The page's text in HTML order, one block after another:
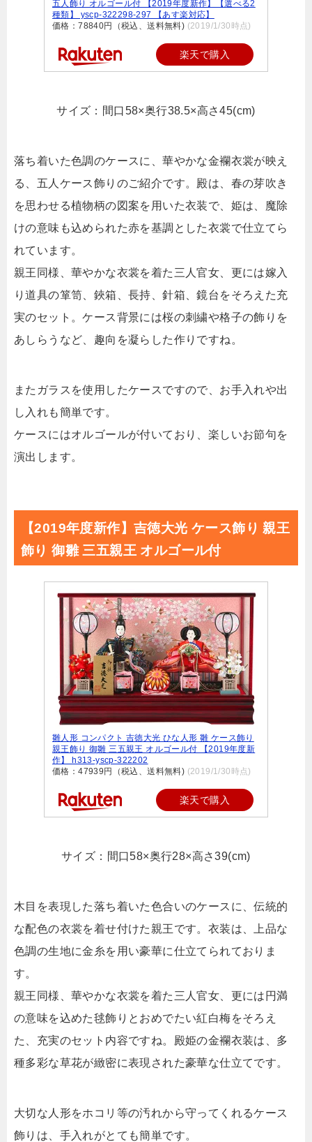
五人飾り オルゴール付 【2019年度新作】【選べる2
種類】 yscp-322298-297 【あす楽対応】
価格：78840円（税込、送料無料) (2019/1/30時点)
楽天で購入
サイズ：間口58×奥行38.5×高さ45(cm)
落ち着いた色調のケースに、華やかな金襴衣裳が映え
る、五人ケース飾りのご紹介です。殿は、春の芽吹き
を思わせる植物柄の図案を用いた衣装で、姫は、魔除
けの意味も込められた赤を基調とした衣裳で仕立てら
れています。
親王同様、華やかな衣裳を着た三人官女、更には嫁入
り道具の箪笥、鋏箱、長持、針箱、鏡台をそろえた充
実のセット。ケース背景には桜の刺繍や格子の飾りを
あしらうなど、趣向を凝らした作りですね。
またガラスを使用したケースですので、お手入れや出
し入れも簡単です。
ケースにはオルゴールが付いており、楽しいお節句を
演出します。
【2019年度新作】吉徳大光 ケース飾り 親王
飾り 御雛 三五親王 オルゴール付
雛人形 コンパクト 吉徳大光 ひな人形 雛 ケース飾り
親王飾り 御雛 三五親王 オルゴール付 【2019年度新
作】 h313-yscp-322202
価格：47939円（税込、送料無料) (2019/1/30時点)
楽天で購入
サイズ：間口58×奥行28×高さ39(cm)
木目を表現した落ち着いた色合いのケースに、伝統的
な配色の衣裳を着せ付けた親王です。衣装は、上品な
色調の生地に金糸を用い豪華に仕立てられておりま
す。
親王同様、華やかな衣裳を着た三人官女、更には円満
の意味を込めた毬飾りとおめでたい紅白梅をそろえ
た、充実のセット内容ですね。殿姫の金襴衣装は、多
種多彩な草花が緻密に表現された豪華な仕立てです。
大切な人形をホコリ等の汚れから守ってくれるケース
飾りは、手入れがとても簡単です。